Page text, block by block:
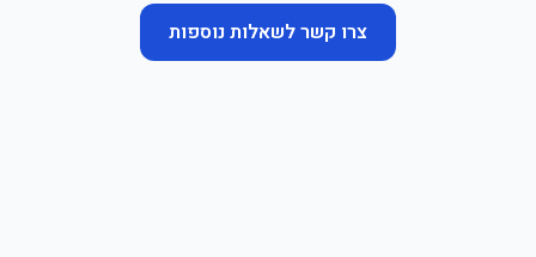
צרו קשר לשאלות נוספות